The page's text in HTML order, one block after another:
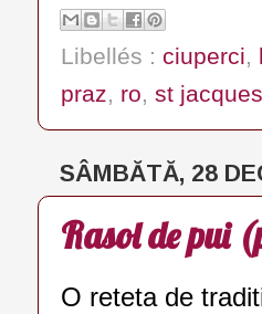
Libellés : ciuperci,
praz, ro, st jacques
SÂMBĂTĂ, 28
Rasol de pui
O reteta de